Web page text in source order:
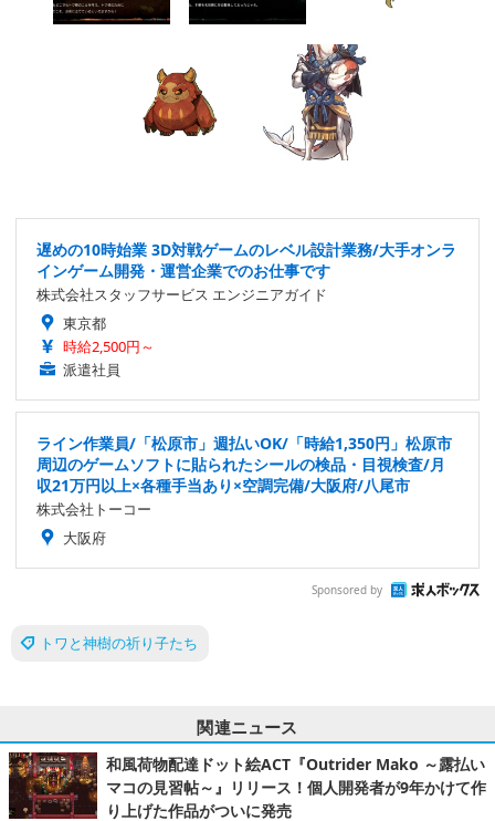
遅めの10時始業 3D対戦ゲームのレベル設計業務/大手オンラ
インゲーム開発・運営企業でのお仕事です
株式会社スタッフサービス エンジニアガイド
東京都
時給2,500円～
派遣社員
ライン作業員/「松原市」週払いOK/「時給1,350円」松原市
周辺のゲームソフトに貼られたシールの検品・目視検査/月
収21万円以上×各種手当あり×空調完備/大阪府/八尾市
株式会社トーコー
大阪府
Sponsored by
トワと神樹の祈り子たち
関連ニュース
和風荷物配達ドット絵ACT『Outrider Mako ～露払い
マコの見習帖～』リリース！個人開発者が9年かけて作
り上げた作品がついに発売